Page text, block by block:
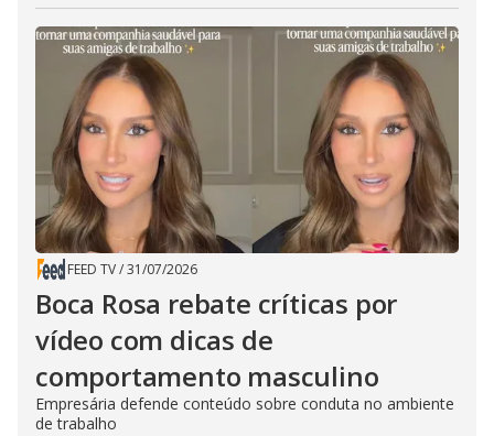
FEED TV/31/07/2026
Boca Rosa rebate críticas por
vídeo com dicas de
comportamento masculino
Empresária defende conteúdo sobre conduta no ambiente
de trabalho